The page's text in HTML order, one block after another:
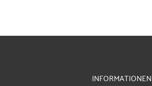
INFORMATIONEN